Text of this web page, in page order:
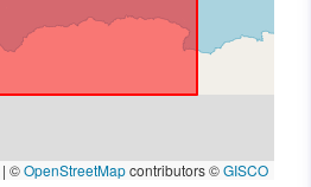
| ©OpenStreetMapcontributors ©GISCO